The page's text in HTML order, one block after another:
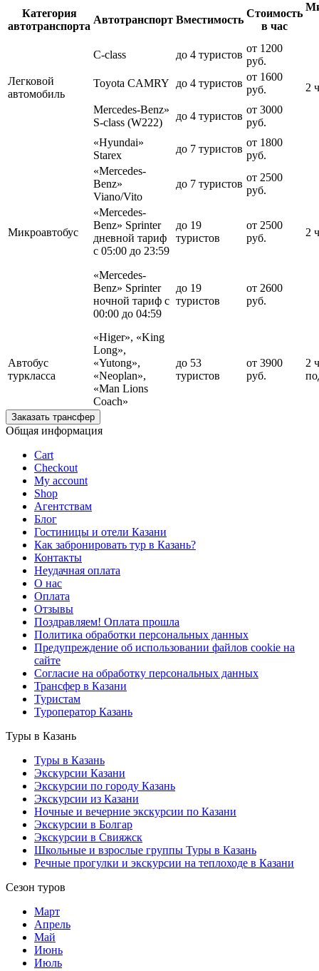
Категория
автотранспорта
Автотранспорт Вместимость
Стоимость
в час
Легковой
автомобиль
C-class до 4 туристов
от 1200
руб.
2
Toyota CAMRY до 4 туристов
от 1600
руб.
Mercedes-Benz»
S-class (W222)
до 4 туристов
от 3000
руб.
Микроавтобус
«Hyundai»
Starex
до 7 туристов
от 1800
руб.
2
«Mercedes-
Benz»
Viano/Vito
до 7 туристов
от 2500
руб.
«Mercedes-
Benz» Sprinter
дневной тариф
с 05:00 до 23:59
до 19
туристов
от 2500
руб.
«Mercedes-
Benz» Sprinter
ночной тариф с
00:00 до 04:59
до 19
туристов
от 2600
руб.
Автобус
туркласса
«Higer», «King
Long»,
«Yutong»,
«Neoplan»,
«Man Lions
Coach»
до 53
туристов
от 3900
руб.
2
Заказать трансфер
Общая информация
Cart
Checkout
My account
Shop
Агентствам
Блог
Гостиницы и отели Казани
Как забронировать тур в Казань?
Контакты
Неудачная оплата
О нас
Оплата
Отзывы
Поздравляем! Оплата прошла
Политика обработки персональных данных
Предупреждение об использовании файлов cookie на
сайте
Согласие на обработку персональных данных
Трансфер в Казани
Туристам
Туроператор Казань
Туры в Казань
Туры в Казань
Экскурсии Казани
Экскурсии по городу Казань
Экскурсии из Казани
Ночные и вечерние экскурсии по Казани
Экскурсии в Болгар
Экскурсии в Свияжск
Школьные и взрослые группы Туры в Казань
Речные прогулки и экскурсии на теплоходе в Казани
Сезон туров
Март
Апрель
Май
Июнь
Июль